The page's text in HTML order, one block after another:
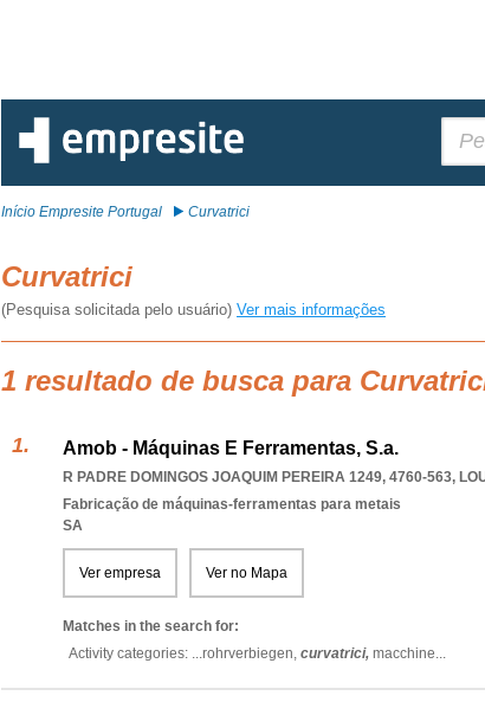
Início Empresite Portugal Curvatrici
Curvatrici
(Pesquisa solicitada pelo usuário) Ver mais informações
1 resultado de busca para
Amob - Máquinas E Ferramentas, S.a.
R PADRE DOMINGOS JOAQUIM PEREIRA 1249, 4760-563,
Fabricação de máquinas-ferramentas para metais
SA
Ver empresa Ver no Mapa
Matches in the search for:
Activity categories: ...rohrverbiegen, curvatrici, macchine...